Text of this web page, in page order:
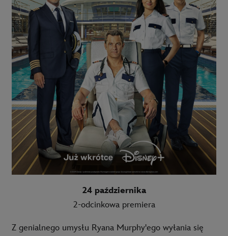
24 października
2-odcinkowa premiera
Z genialnego umysłu Ryana Murphy'ego wyłania się